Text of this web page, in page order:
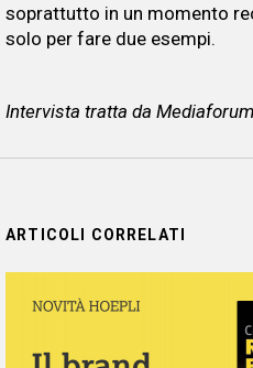
soprattutto in un momento
solo per fare due esempi.
Intervista tratta da
ARTICOLI CORRELATI